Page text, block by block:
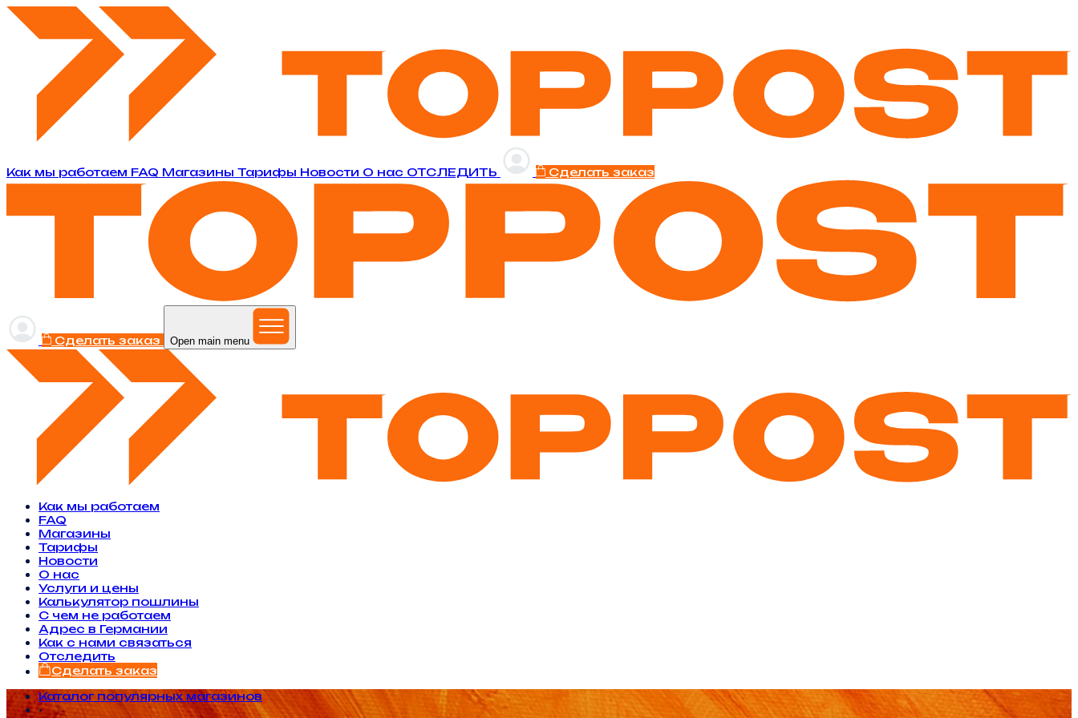
Как мы работаем FAQ Магазины Тарифы Новости O нас ОТСЛЕДИТЬ Сделать заказ
Сделать заказ Open main menu
Как мы работаем
FAQ
Магазины
Тарифы
Новости
O нас
Услуги и цены
Калькулятор пошлины
С чем не работаем
Адрес в Германии
Как с нами связаться
Отследить
Сделать заказ
Каталог популярных магазинов
•